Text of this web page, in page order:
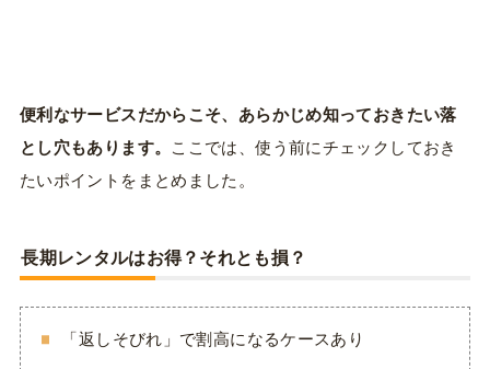
便利なサービスだからこそ、あらかじめ知っておきたい落
とし穴もあります。
ここでは、使う前にチェックしておき
たいポイントをまとめました。
長期レンタルはお得？それとも損？
「返しそびれ」で割高になるケースあり